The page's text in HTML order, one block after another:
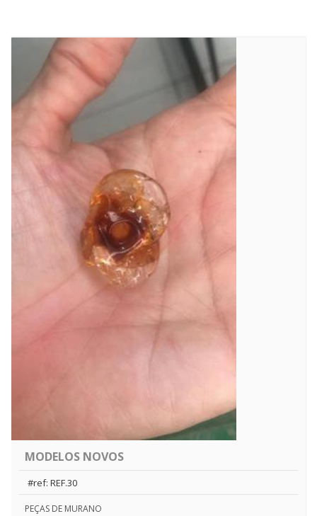
MODELOS NOVOS
#ref: REF.30
PEÇAS DE MURANO